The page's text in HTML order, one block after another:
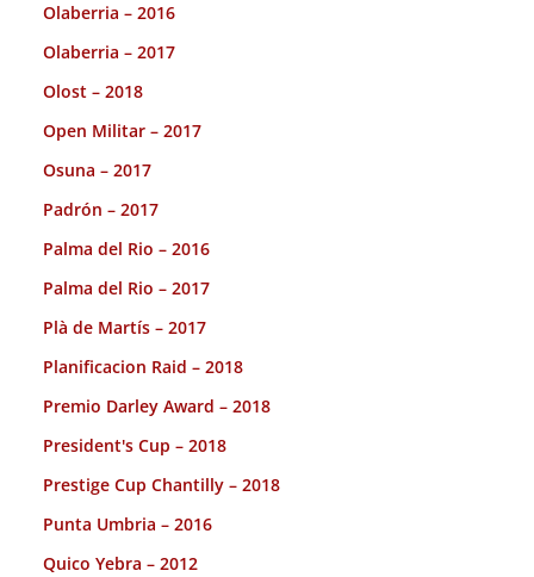
Olaberria – 2016
Olaberria – 2017
Olost – 2018
Open Militar – 2017
Osuna – 2017
Padrón – 2017
Palma del Rio – 2016
Palma del Rio – 2017
Plà de Martís – 2017
Planificacion Raid – 2018
Premio Darley Award – 2018
President's Cup – 2018
Prestige Cup Chantilly – 2018
Punta Umbria – 2016
Quico Yebra – 2012